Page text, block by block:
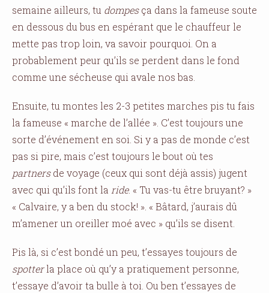
semaine ailleurs, tu dompesça dans la fameuse soute
en dessous du bus en espérant que le chauffeur le
mette pas trop loin, va savoir pourquoi. On a
probablement peur qu’ils se perdent dans le fond
comme une sécheuse qui avale nos bas.
Ensuite, tu montes les 2-3 petites marches pis tu fais
la fameuse « marche de l’allée ». C’est toujours une
sorte d’événement en soi. Si y a pas de monde c’est
pas si pire, mais c’est toujours le bout où tes
partnersde voyage (ceux qui sont déjà assis) jugent
avec qui qu’ils font la ride. « Tu vas-tu être bruyant? »
« Calvaire, y a ben du stock! ». « Bâtard, j’aurais dû
m’amener un oreiller moé avec » qu’ils se disent.
Pis là, si c’est bondé un peu, t’essayes toujours de
spotterla place où qu’y a pratiquement personne,
t’essaye d’avoir ta bulle à toi. Ou ben t’essayes de